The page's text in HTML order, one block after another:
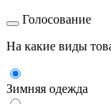
Голосование
На какие виды
Зимняя одежда